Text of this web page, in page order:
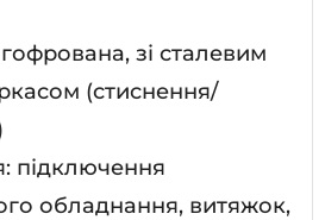
зі сталевим
(стиснення/
підключення
обладнання, витяжок,